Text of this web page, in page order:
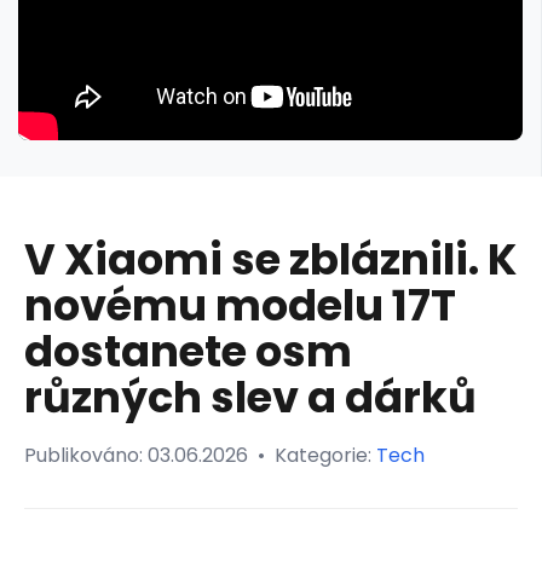
V Xiaomi se zbláznili. K
novému modelu 17T
dostanete osm
různých slev a dárků
Publikováno: 03.06.2026 • Kategorie: Tech